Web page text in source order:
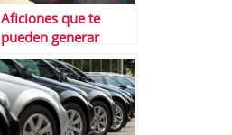
Aficiones que te
pueden generar
ingresos